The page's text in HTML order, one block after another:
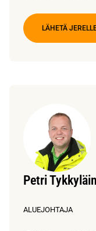
LÄHETÄ
Petri
ALUEJOHTAJA